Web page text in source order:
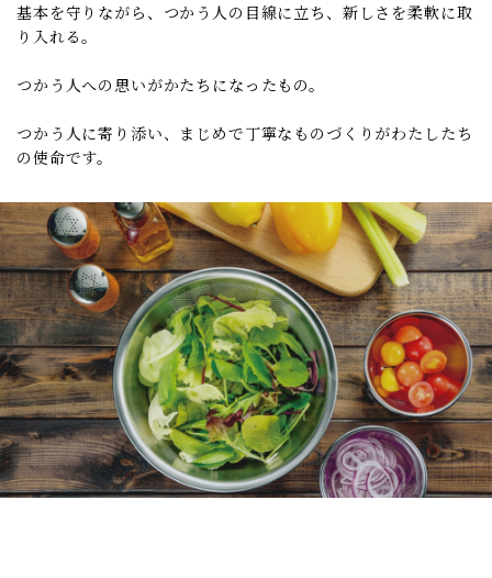
基本を守りながら、つかう人の目線に立ち、新しさを柔軟に取
り入れる。
つかう人への思いがかたちになったもの。
つかう人に寄り添い、まじめで丁寧なものづくりがわたしたち
の使命です。